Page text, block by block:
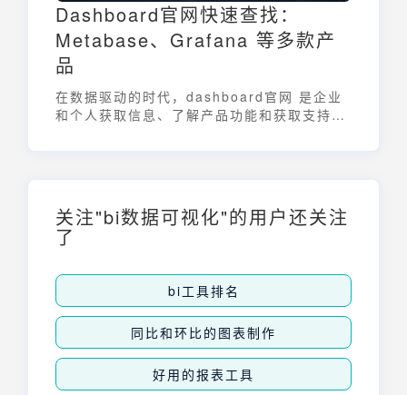
Dashboard官网快速查找：
Metabase、Grafana 等多款产
品
在数据驱动的时代，dashboard官网 是企业
和个人获取信息、了解产品功能和获取支持的
产品的 官网，帮助您高效地选择和使用合适的
工具。
关注"bi数据可视化"的用户还关注
了
bi工具排名
同比和环比的图表制作
好用的报表工具